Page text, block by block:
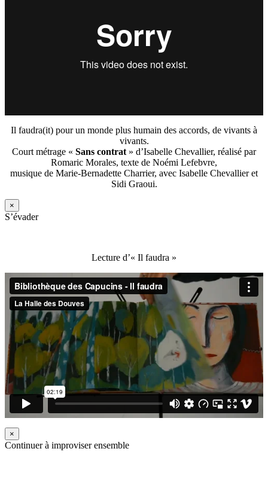
Il faudra(it) pour un monde plus humain des accords, de vivants à
vivants.
Court métrage « Sans contrat » d’Isabelle Chevallier, réalisé par
Romaric Morales, texte de Noémi Lefebvre,
musique de Marie-Bernadette Charrier, avec Isabelle Chevallier et
Sidi Graoui.
×
S’évader
Lecture d’« Il faudra »
×
Continuer à improviser ensemble